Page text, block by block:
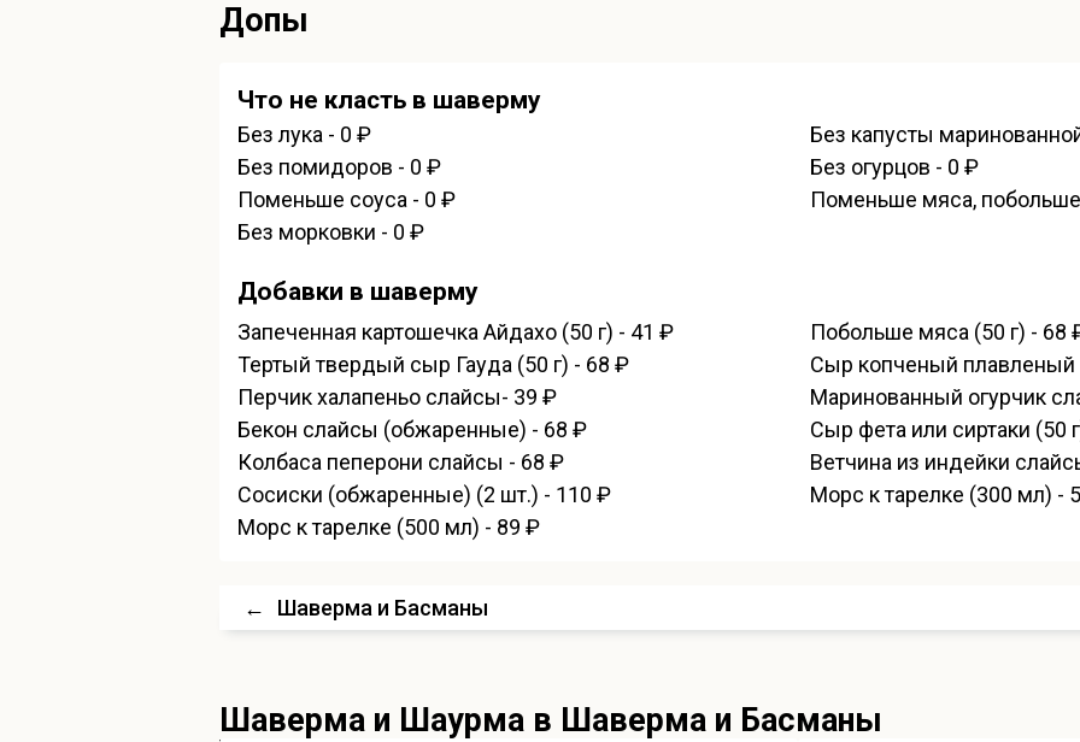
Допы
Что не класть в шаверму
Без лука - 0 ₽
Без капусты
Без помидоров - 0 ₽
Без огурцов - 0 ₽
Поменьше соуса - 0 ₽
Поменьше мяса,
Без морковки - 0 ₽
Добавки в шаверму
Запеченная картошечка Айдахо (50 г) - 41 ₽
Побольше мяса (50 г) - 68
Тертый твердый сыр Гауда (50 г) - 68 ₽
Сыр копченый плавленый
Перчик халапеньо слайсы- 39 ₽
Маринованный огурчик
Бекон слайсы (обжаренные) - 68 ₽
Сыр фета или сиртаки (50
Колбаса пеперони слайсы - 68 ₽
Ветчина из индейки
Сосиски (обжаренные) (2 шт.) - 110 ₽
Морс к тарелке (300 мл) -
Морс к тарелке (500 мл) - 89 ₽
← Шаверма и Басманы
Шаверма и Шаурма в Шаверма и Басманы